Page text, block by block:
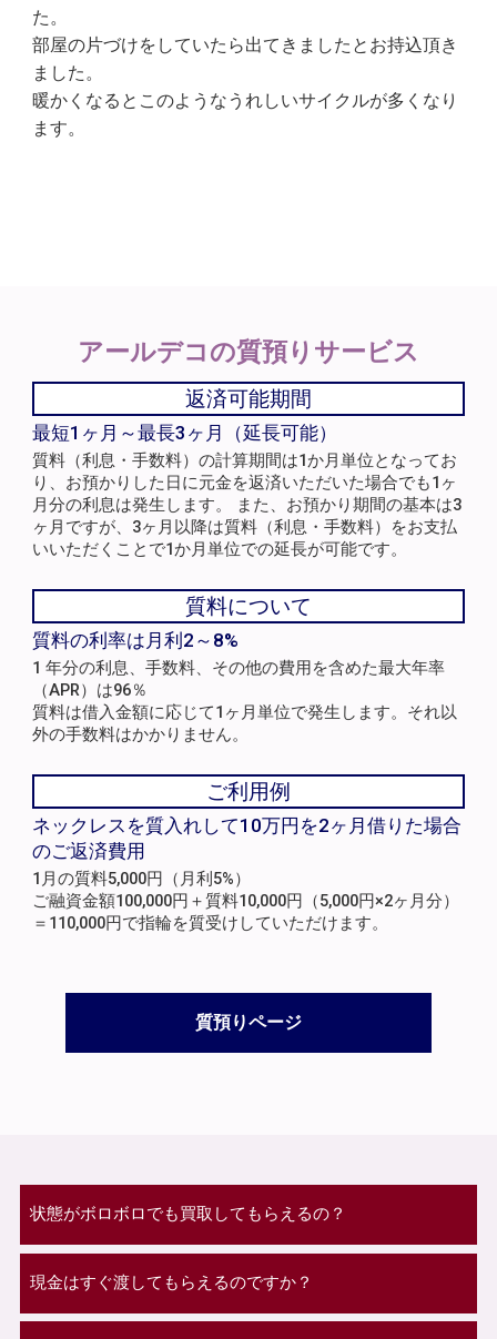
た。
部屋の片づけをしていたら出てきましたとお持込頂き
ました。
暖かくなるとこのようなうれしいサイクルが多くなり
ます。
アールデコの質預りサービス
返済可能期間
最短1ヶ月～最長3ヶ月（延長可能）
質料（利息・手数料）の計算期間は1か月単位となってお
り、お預かりした日に元金を返済いただいた場合でも1ヶ
月分の利息は発生します。 また、お預かり期間の基本は3
ヶ月ですが、3ヶ月以降は質料（利息・手数料）をお支払
いいただくことで1か月単位での延長が可能です。
質料について
質料の利率は月利2～8%
1 年分の利息、手数料、その他の費用を含めた最大年率
（APR）は96％
質料は借入金額に応じて1ヶ月単位で発生します。それ以
外の手数料はかかりません。
ご利用例
ネックレスを質入れして10万円を2ヶ月借りた場合
のご返済費用
1月の質料5,000円（月利5%）
ご融資金額100,000円＋質料10,000円（5,000円×2ヶ月分）
＝110,000円で指輪を質受けしていただけます。
質預りページ
状態がボロボロでも買取してもらえるの？
現金はすぐ渡してもらえるのですか？